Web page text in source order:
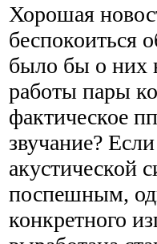
Хорошая
беспокоиться
было бы о них
работы пары
фактическое
звучание?
акустической
поспешным,
конкретного